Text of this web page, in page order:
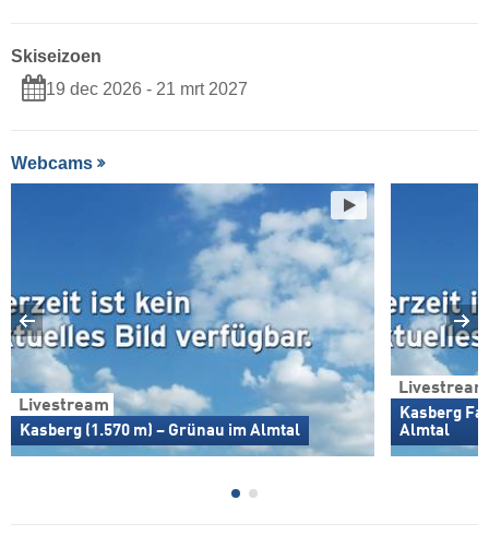
Skiseizoen
19 dec 2026 - 21 mrt 2027
Webcams
Livestream
Kasberg (1.570 m) – Grünau im Almtal
Livestream
Kasberg
Almtal